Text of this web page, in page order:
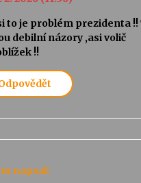
to je problém prezidenta !!
debilní názory ,asi volič
!!
napsal: